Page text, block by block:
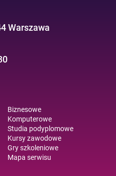
Warszawa
Biznesowe
Komputerowe
Studia podyplomowe
Kursy zawodowe
Gry szkoleniowe
Mapa serwisu